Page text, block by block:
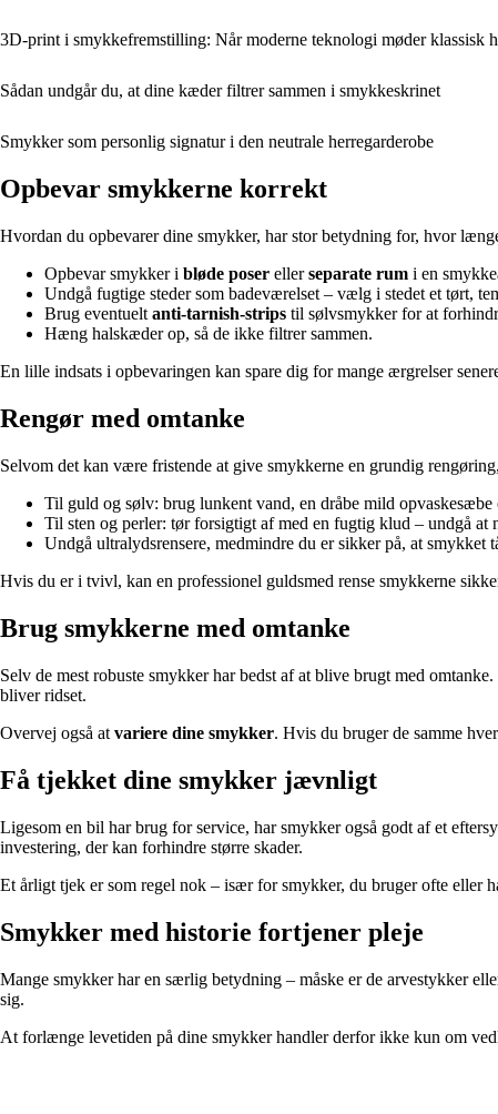
3D-print i smykkefremstilling: Når moderne teknologi møder klassisk
Sådan undgår du, at dine kæder filtrer sammen i smykkeskrinet
Smykker som personlig signatur i den neutrale herregarderobe
Opbevar smykkerne korrekt
Hvordan du opbevarer dine smykker, har stor betydning for, hvor
Opbevar smykker i bløde poser ellerseparate rum i en
Undgå fugtige steder som badeværelset – vælg i stedet et tørt,
Brug eventuelt anti-tarnish-strips til sølvsmykker for at
Hæng halskæder op, så de ikke filtrer sammen.
En lille indsats i opbevaringen kan spare dig for mange ærgrelser
Rengør med omtanke
Selvom det kan være fristende at give smykkerne en grundig
Til guld og sølv: brug lunkent vand, en dråbe mild
Til sten og perler: tør forsigtigt af med en fugtig klud – undgå at
Undgå ultralydsrensere, medmindre du er sikker på, at smykket
Hvis du er i tvivl, kan en professionel guldsmed rense smykkerne
Brug smykkerne med omtanke
Selv de mest robuste smykker har bedst af at blive brugt med
bliver ridset.
Overvej også at variere dine smykker. Hvis du bruger de samme
Få tjekket dine smykker jævnligt
Ligesom en bil har brug for service, har smykker også godt af et
investering, der kan forhindre større skader.
Et årligt tjek er som regel nok – især for smykker, du bruger ofte eller
Smykker med historie fortjener pleje
Mange smykker har en særlig betydning – måske er de arvestykker
sig.
At forlænge levetiden på dine smykker handler derfor ikke kun om